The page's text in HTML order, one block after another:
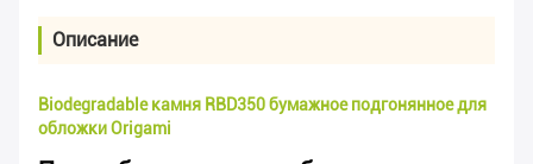
Описание
Biodegradable камня RBD350 бумажное подгонянное для
обложки Origami